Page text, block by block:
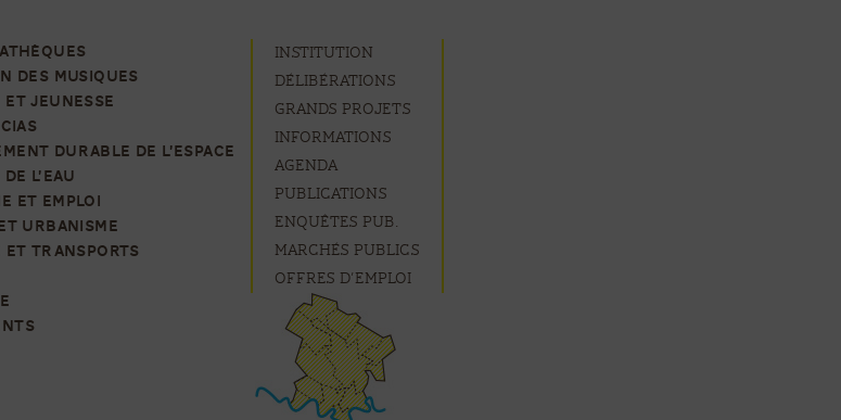
DES MUSIQUES
ET JEUNESSE
DURABLE DE L’ESPACE
L’EAU
ET EMPLOI
URBANISME
ET TRANSPORTS
Institution
Délibérations
Grands projets
Informations
Agenda
Publications
Enquêtes pub.
Marchés publics
Offres d’emploi